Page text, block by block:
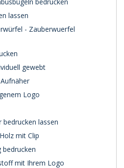
lassen
- Zauberwuerfel
gewebt
Logo
lassen
mit Clip
bedrucken
mit Ihrem Logo